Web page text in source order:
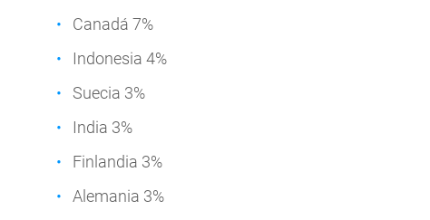
Canadá 7%
Indonesia 4%
Suecia 3%
India 3%
Finlandia 3%
Alemania 3%